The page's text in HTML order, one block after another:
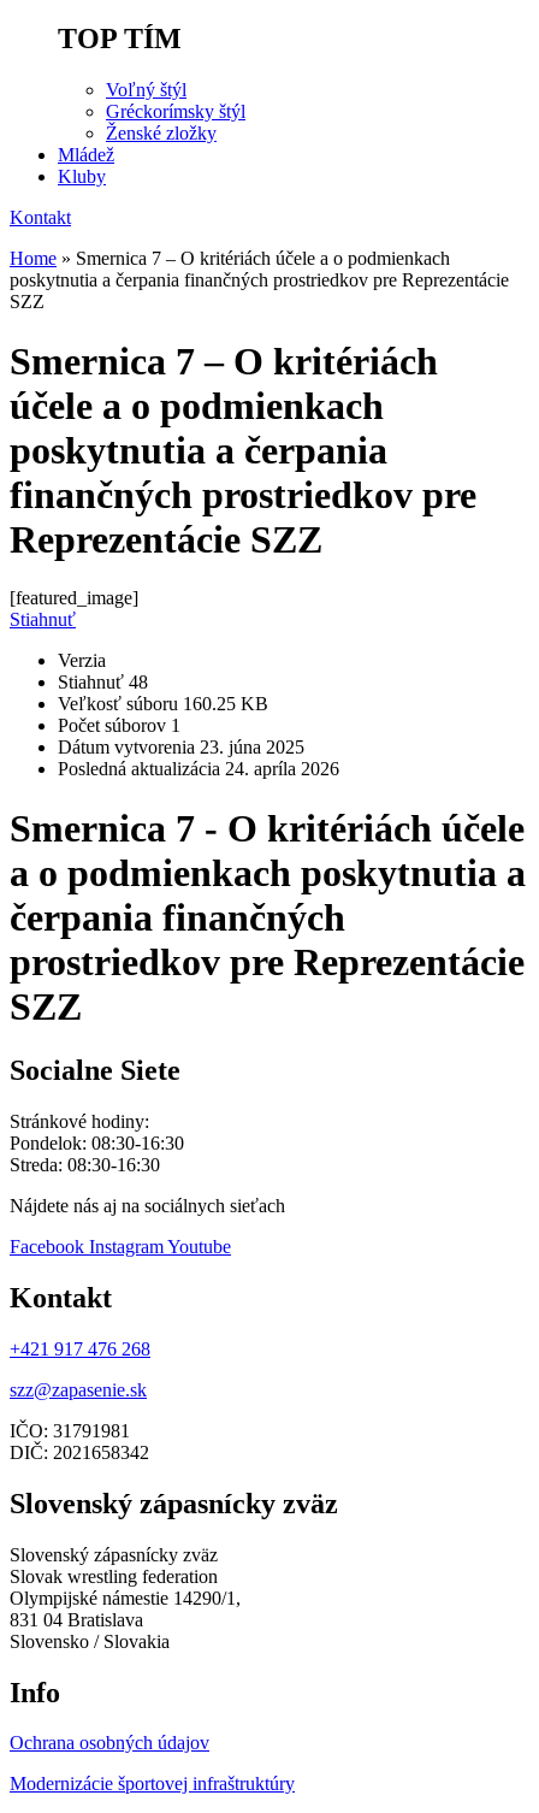
TOP TÍM
Voľný štýl
Gréckorímsky štýl
Ženské zložky
Mládež
Kluby
Kontakt
Home » Smernica 7 – O kritériách účele a o podmienkach
poskytnutia a čerpania finančných prostriedkov pre Reprezentácie
SZZ
Smernica 7 – O kritériách
účele a o podmienkach
poskytnutia a čerpania
finančných prostriedkov pre
Reprezentácie SZZ
[featured_image]
Stiahnuť
Verzia
Stiahnuť 48
Veľkosť súboru 160.25 KB
Počet súborov 1
Dátum vytvorenia 23. júna 2025
Posledná aktualizácia 24. apríla 2026
Smernica 7 - O kritériách účele
a o podmienkach poskytnutia a
čerpania finančných
prostriedkov pre Reprezentácie
SZZ
Socialne Siete
Stránkové hodiny:
Pondelok: 08:30-16:30
Streda: 08:30-16:30
Nájdete nás aj na sociálnych sieťach
Facebook InstagramYoutube
Kontakt
+421 917 476 268
szz@zapasenie.sk
IČO: 31791981
DIČ: 2021658342
Slovenský zápasnícky zväz
Slovenský zápasnícky zväz
Slovak wrestling federation
Olympijské námestie 14290/1,
831 04 Bratislava
Slovensko / Slovakia
Info
Ochrana osobných údajov
Modernizácie športovej infraštruktúry